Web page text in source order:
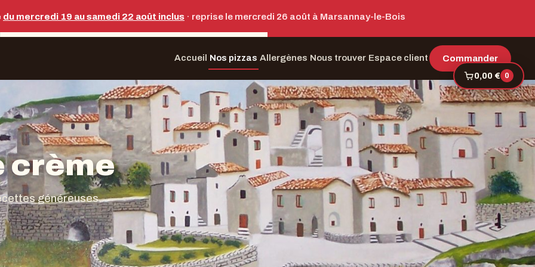
du mercredi 19 au samedi 22 août inclus · reprise le mercredi 26 août à Marsannay-le-Bois
Accueil Nos pizzas Allergènes Nous trouver Espace client Commander
crème
généreuses.
0,00 € 0